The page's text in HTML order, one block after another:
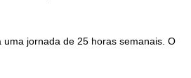
jornada de 25 horas semanais. O